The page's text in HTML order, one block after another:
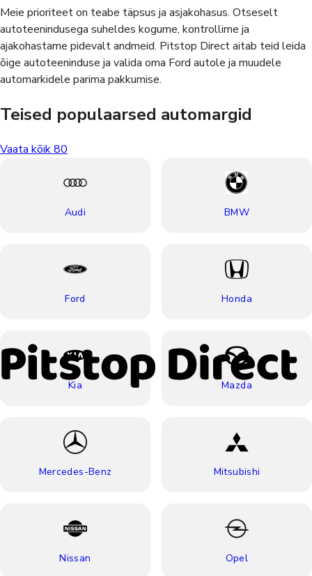
Meie prioriteet on teabe täpsus ja asjakohasus. Otseselt
autoteenindusega suheldes kogume, kontrollime ja
ajakohastame pidevalt andmeid. Pitstop Direct aitab teid leida
õige autoteeninduse ja valida oma Ford autole ja muudele
automarkidele parima pakkumise.
Teised populaarsed automargid
Vaata kõik80
Audi BMW
Ford Honda
Kia Mazda
Mercedes-Benz Mitsubishi
Nissan Opel